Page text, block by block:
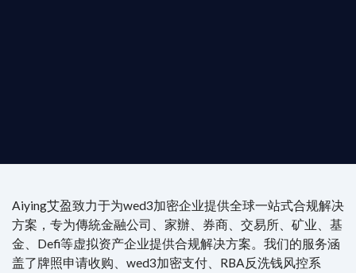
Aiying艾盈致力于为wed3加密企业提供全球一站式合规解决
方案，专为傳統金融公司、家辦、券商、交易所、矿业、基
金、Defi等虚拟资产企业提供合规解决方案。我们的服务涵
盖了牌照申请收购、wed3加密支付、RBA反洗钱风控系